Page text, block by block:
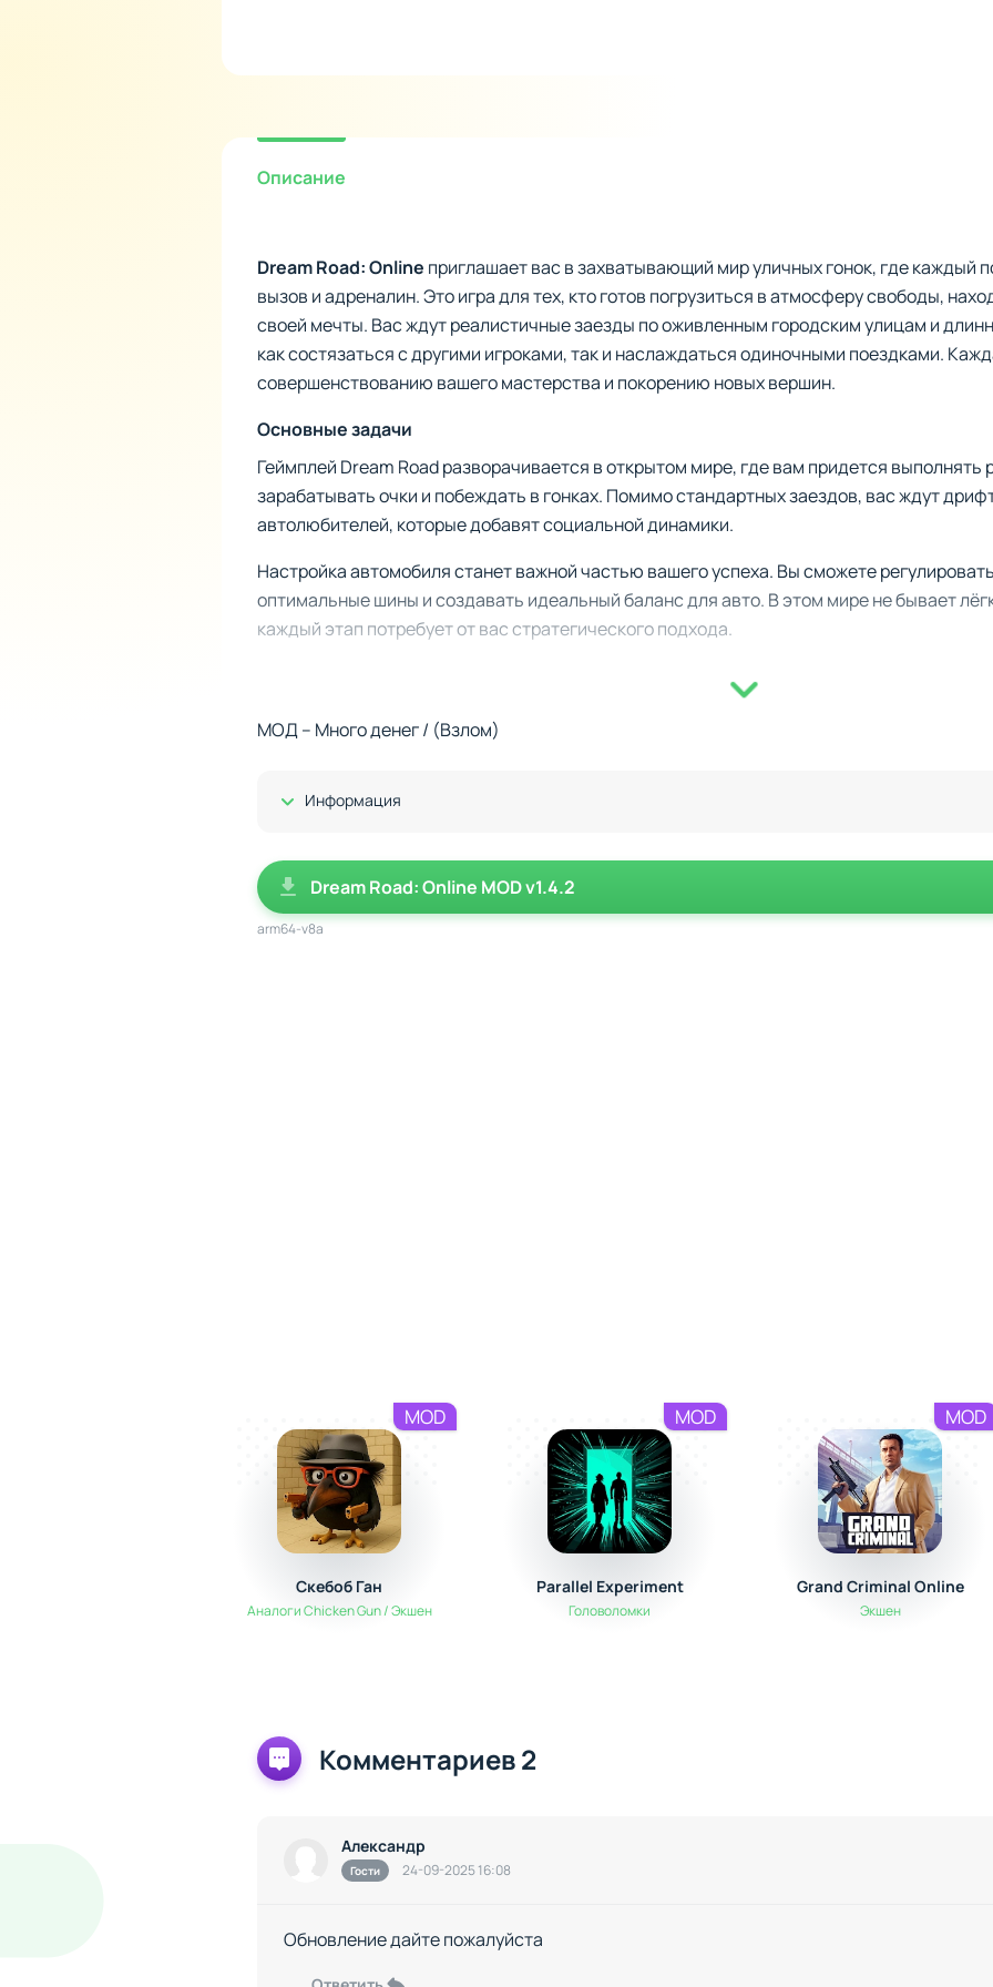
Описание
Dream Road: Online приглашает вас в захватывающий мир уличных гонок, где каждый
вызов и адреналин. Это игра для тех, кто готов погрузиться в атмосферу свободы,
своей мечты. Вас ждут реалистичные заезды по оживленным городским улицам и
как состязаться с другими игроками, так и наслаждаться одиночными поездками.
совершенствованию вашего мастерства и покорению новых вершин.
Основные задачи
Геймплей Dream Road разворачивается в открытом мире, где вам придется выполнять
зарабатывать очки и побеждать в гонках. Помимо стандартных заездов, вас ждут
автолюбителей, которые добавят социальной динамики.
Настройка автомобиля станет важной частью вашего успеха. Вы сможете
оптимальные шины и создавать идеальный баланс для авто. В этом мире не бывает
каждый этап потребует от вас стратегического подхода.
Возможность настраивать внешний вид автомобиля, включая кузов, салон и
Многопользовательский режим, где вы будете состязаться с друзьями или другими
Прокачка и достижения
Каждый ваш успех будет вознаграждаться новой валютой, которую можно применить
или покупки новых моделей. Вам придется выбирать между тюнингом двигателя,
МОД – Много денег / (Взлом)
Показать/Скрыть
Информация
Dream Road: Online MOD v1.4.2
arm64-v8a
Скебоб Ган
Аналоги Chicken Gun / Экшен
MOD
Parallel Experiment
Головоломки
MOD
Grand Criminal Online
Экшен
MOD
Комментариев 2
Александр
Гости 24-09-2025 16:08
Обновление дайте пожалуйста